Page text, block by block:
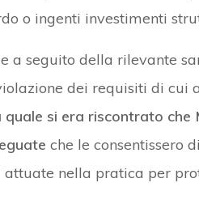
o ingenti investimenti
a seguito della rilevante
dei requisiti di cui
quale si era riscontrato
che le consentissero
nella pratica per